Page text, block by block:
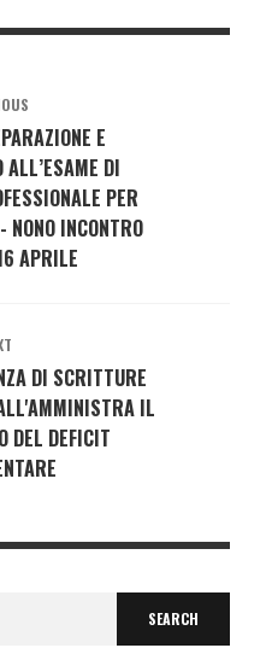
E
ALL’ESAME DI
PER
NONO INCONTRO
APRILE
DI SCRITTURE
IL
DEL DEFICIT